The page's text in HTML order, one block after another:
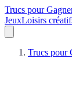
Trucs pour
JeuxLoisirs
Trucs pour